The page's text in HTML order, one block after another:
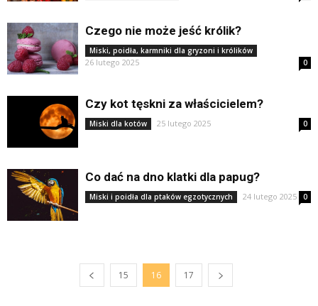
Czego nie może jeść królik?
Miski, poidła, karmniki dla gryzoni i królików
26 lutego 2025 0
Czy kot tęskni za właścicielem?
Miski dla kotów 25 lutego 2025 0
Co dać na dno klatki dla papug?
Miski i poidła dla ptaków egzotycznych 24 lutego 2025 0
15 16 17